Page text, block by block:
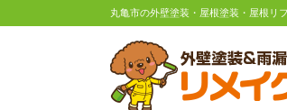
丸亀市の外壁塗装・屋根塗装・屋根リ